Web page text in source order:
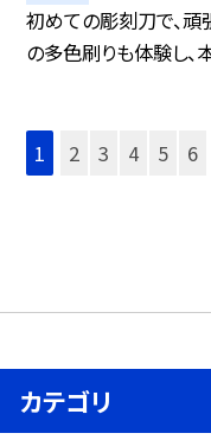
初めての彫刻刀で、頑
の多色刷りも体験し、
1 2 3 4 5 6
カテゴリ